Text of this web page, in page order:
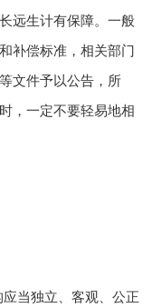
远生计有保障。一般
补偿标准，相关部门
文件予以公告，所
，一定不要轻易地相
当独立、客观、公正